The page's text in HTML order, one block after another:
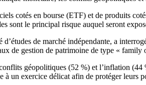
cotés en bourse (ETF) et de produits
sont le principal risque auquel seront
d’études de marché indépendante, a
de gestion de patrimoine de type «
géopolitiques (52 %) et l’inflation
à un exercice délicat afin de protéger leurs